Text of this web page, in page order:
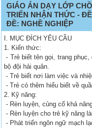
GIÁO ÁN DẠY LỚP
TRIỂN NHẬN THỨC -
ĐỀ: NGHỀ NGHIỆP
I. MỤC ĐÍCH YÊU CẦU
1. Kiến thức:
- Trẻ biết tên gọi, trang
bộ đội hải quân.
- Trẻ biết nơi làm việc và
- Trẻ có thêm hiểu biết về
2. Kỹ năng:
- Rèn luyện, củng cố khả
- Rèn luyện cho trẻ kỹ năng
- Phát triển ngôn ngữ mạch